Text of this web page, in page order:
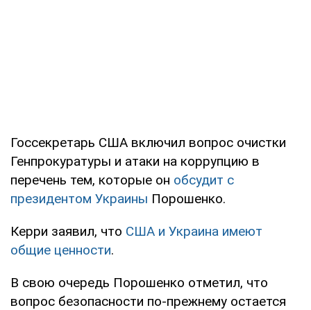
Госсекретарь США включил вопрос очистки
Генпрокуратуры и атаки на коррупцию в
перечень тем, которые он обсудит с
президентом Украины Порошенко.
Керри заявил, что США и Украина имеют
общие ценности.
В свою очередь Порошенко отметил, что
вопрос безопасности по-прежнему остается